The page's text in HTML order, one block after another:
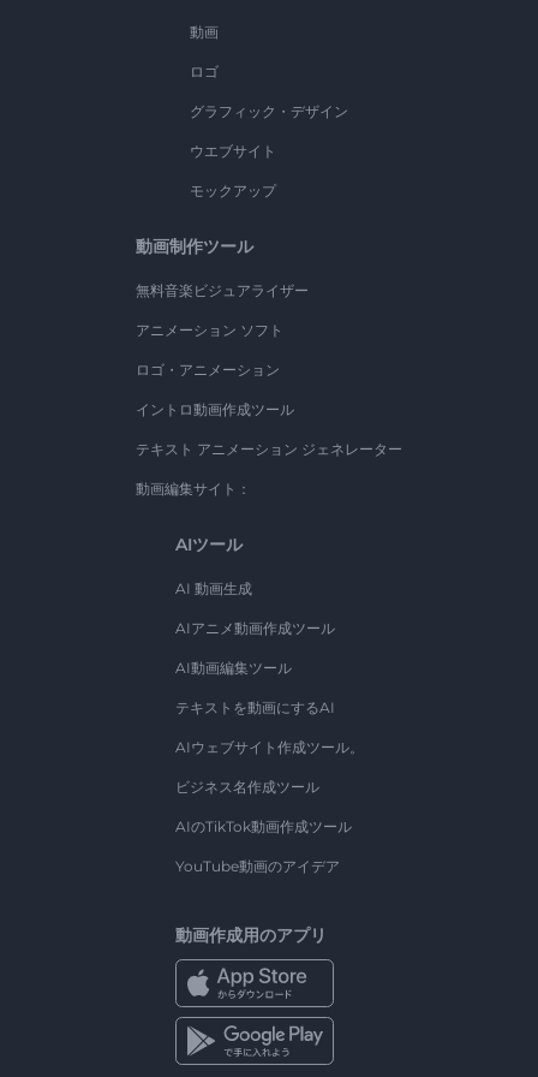
動画
ロゴ
グラフィック・デザイン
ウエブサイト
モックアップ
動画制作ツール
無料音楽ビジュアライザー
アニメーション ソフト
ロゴ・アニメーション
イントロ動画作成ツール
テキスト アニメーション ジェネレーター
動画編集サイト：
AIツール
AI 動画生成
AIアニメ動画作成ツール
AI動画編集ツール
テキストを動画にするAI
AIウェブサイト作成ツール。
ビジネス名作成ツール
AIのTikTok動画作成ツール
YouTube動画のアイデア
動画作成用のアプリ